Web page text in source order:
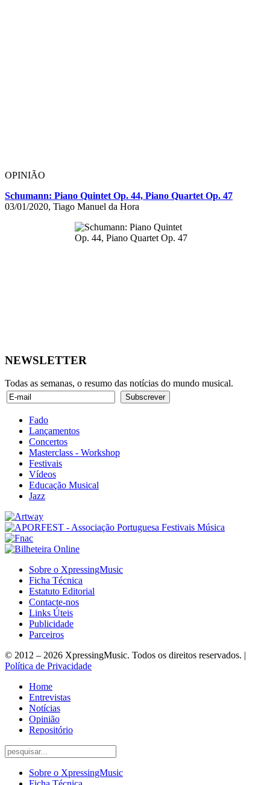
OPINIÃO
Schumann: Piano Quintet Op. 44, Piano Quartet Op. 47
03/01/2020, Tiago Manuel da Hora
NEWSLETTER
Todas as semanas, o resumo das notícias do mundo musical.
Fado
Lançamentos
Concertos
Masterclass - Workshop
Festivais
Vídeos
Educação Musical
Jazz
Sobre o XpressingMusic
Ficha Técnica
Estatuto Editorial
Contacte-nos
Links Úteis
Publicidade
Parceiros
© 2012 – 2026 XpressingMusic. Todos os direitos reservados. |
Política de Privacidade
Home
Entrevistas
Notícias
Opinião
Repositório
Sobre o XpressingMusic